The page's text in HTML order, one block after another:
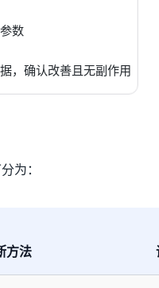
数
，确认改善且无副作用
为：
方法